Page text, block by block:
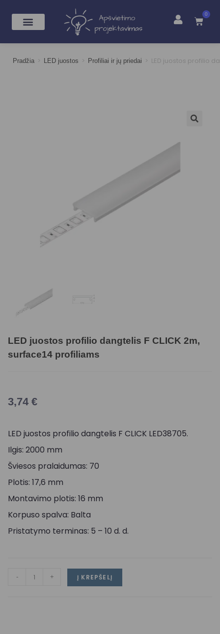
0
Pradžia > LED juostos > Profiliai ir jų priedai > LED juostos profilio
LED juostos profilio dangtelis F CLICK 2m,
surface14 profiliams
3,74 €
LED juostos profilio dangtelis F CLICK LED38705.
Ilgis: 2000 mm
Šviesos pralaidumas: 70
Plotis: 17,6 mm
Montavimo plotis: 16 mm
Korpuso spalva: Balta
Pristatymo terminas: 5 – 10 d. d.
- + Į KREPŠELĮ